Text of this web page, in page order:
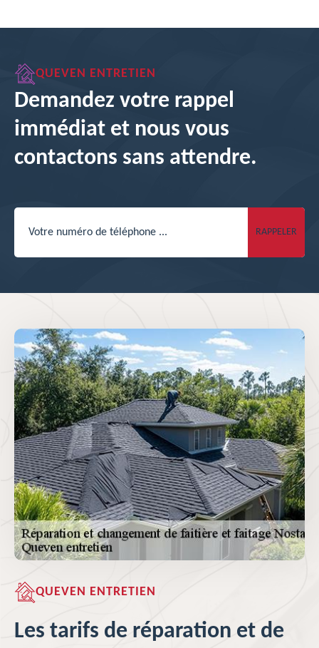
QUEVEN ENTRETIEN
Demandez votre rappel
immédiat et nous vous
contactons sans attendre.
QUEVEN ENTRETIEN
Les tarifs de réparation et de